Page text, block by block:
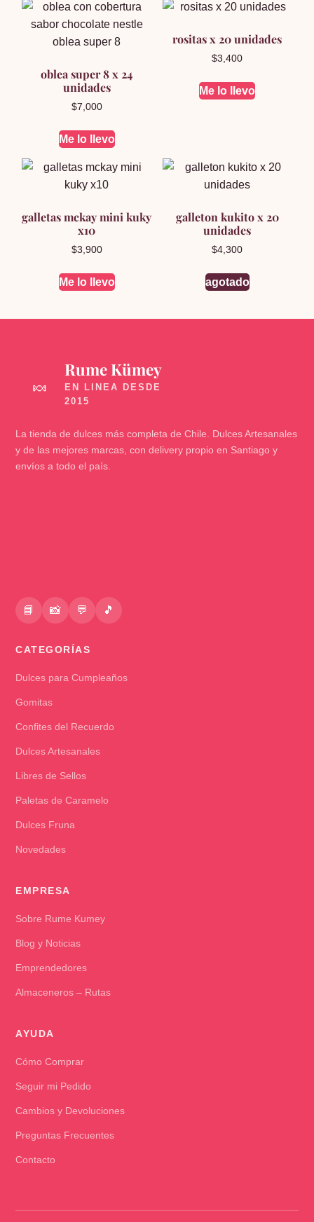
oblea super 8 x 24
unidades
$7,000
Me lo llevo
rositas x 20 unidades
$3,400
Me lo llevo
galletas mckay mini kuky
x10
$3,900
Me lo llevo
galleton kukito x 20
unidades
$4,300
agotado
🍬
Rume Kümey
La tienda de dulces más completa de Chile. Dulces Artesanales
y de las mejores marcas, con delivery propio en Santiago y
envíos a todo el país.
📘 📸 💬 🎵
CATEGORÍAS
Dulces para Cumpleaños
Gomitas
Confites del Recuerdo
Dulces Artesanales
Libres de Sellos
Paletas de Caramelo
Dulces Fruna
Novedades
EMPRESA
Sobre Rume Kumey
Blog y Noticias
Emprendedores
Almaceneros – Rutas
AYUDA
Cómo Comprar
Seguir mi Pedido
Cambios y Devoluciones
Preguntas Frecuentes
Contacto